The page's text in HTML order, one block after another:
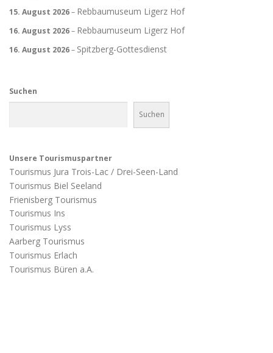
15. August 2026– Rebbaumuseum Ligerz Hof
16. August 2026– Rebbaumuseum Ligerz Hof
16. August 2026– Spitzberg-Gottesdienst
Suchen
Suchen
Unsere Tourismuspartner
Tourismus Jura Trois-Lac / Drei-Seen-Land
Tourismus Biel Seeland
Frienisberg Tourismus
Tourismus Ins
Tourismus Lyss
Aarberg Tourismus
Tourismus Erlach
Tourismus Büren a.A.